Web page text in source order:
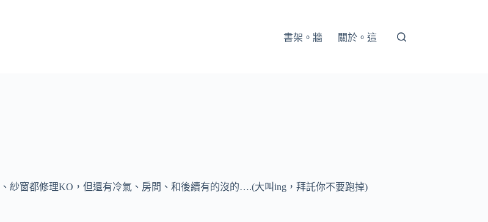
書架。牆 關於。這
窗都修理KO，但還有冷氣、房間、和後續有的沒的….(大叫ing，拜託你不要跑掉)